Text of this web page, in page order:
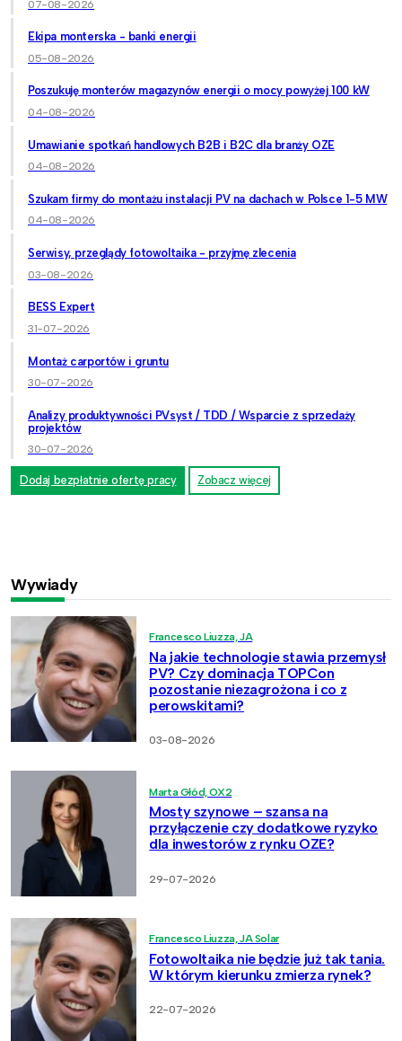
07-08-2026
Ekipa monterska - banki energii
05-08-2026
Poszukuję monterów magazynów energii o mocy powyżej 100 kW
04-08-2026
Umawianie spotkań handlowych B2B i B2C dla branży OZE
04-08-2026
Szukam firmy do montażu instalacji PV na dachach w Polsce 1-5 MW
04-08-2026
Serwisy, przeglądy fotowoltaika - przyjmę zlecenia
03-08-2026
BESS Expert
31-07-2026
Montaż carportów i gruntu
30-07-2026
Analizy produktywności PVsyst / TDD / Wsparcie z sprzedaży
projektów
30-07-2026
Dodaj bezpłatnie ofertę pracy Zobacz więcej
Wywiady
Francesco Liuzza, JA
Na jakie technologie stawia przemysł
PV? Czy dominacja TOPCon
pozostanie niezagrożona i co z
perowskitami?
03-08-2026
Marta Głód, OX2
Mosty szynowe – szansa na
przyłączenie czy dodatkowe ryzyko
dla inwestorów z rynku OZE?
29-07-2026
Francesco Liuzza, JA Solar
Fotowoltaika nie będzie już tak tania.
W którym kierunku zmierza rynek?
22-07-2026